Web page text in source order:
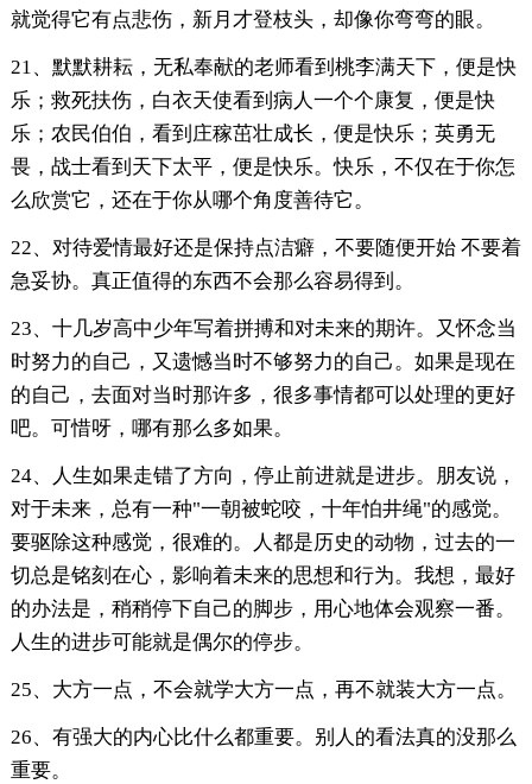
就觉得它有点悲伤，新月才登枝头，却像你弯弯的眼。
21、默默耕耘，无私奉献的老师看到桃李满天下，便是快
乐；救死扶伤，白衣天使看到病人一个个康复，便是快
乐；农民伯伯，看到庄稼茁壮成长，便是快乐；英勇无
畏，战士看到天下太平，便是快乐。快乐，不仅在于你怎
么欣赏它，还在于你从哪个角度善待它。
22、对待爱情最好还是保持点洁癖，不要随便开始 不要着
急妥协。真正值得的东西不会那么容易得到。
23、十几岁高中少年写着拼搏和对未来的期许。又怀念当
时努力的自己，又遗憾当时不够努力的自己。如果是现在
的自己，去面对当时那许多，很多事情都可以处理的更好
吧。可惜呀，哪有那么多如果。
24、人生如果走错了方向，停止前进就是进步。朋友说，
对于未来，总有一种"一朝被蛇咬，十年怕井绳"的感觉。
要驱除这种感觉，很难的。人都是历史的动物，过去的一
切总是铭刻在心，影响着未来的思想和行为。我想，最好
的办法是，稍稍停下自己的脚步，用心地体会观察一番。
人生的进步可能就是偶尔的停步。
25、大方一点，不会就学大方一点，再不就装大方一点。
26、有强大的内心比什么都重要。别人的看法真的没那么
重要。